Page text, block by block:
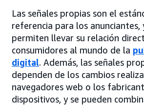
Las señales propias son el
referencia para los anunciantes,
permiten llevar su relación
consumidores al mundo de la
digital. Además, las señales
dependen de los cambios
navegadores web o los
dispositivos, y se pueden